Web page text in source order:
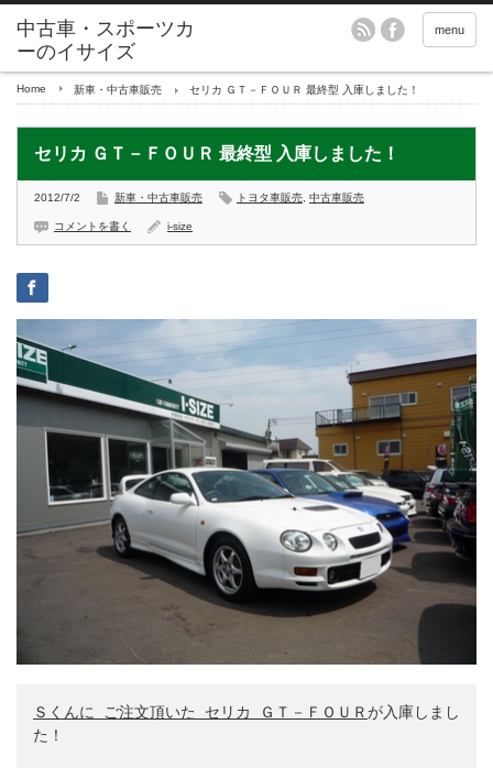
menu
Home 新車・中古車販売 セリカ ＧＴ－ＦＯＵＲ 最終型 入庫しました！
セリカ ＧＴ－ＦＯＵＲ 最終型 入庫しました！
2012/7/2 新車・中古車販売 トヨタ車販売 中古車販売
コメントを書く i-size
Ｓ くんに ご注文頂いた セリカ ＧＴ－ＦＯＵＲが入庫しまし
た！